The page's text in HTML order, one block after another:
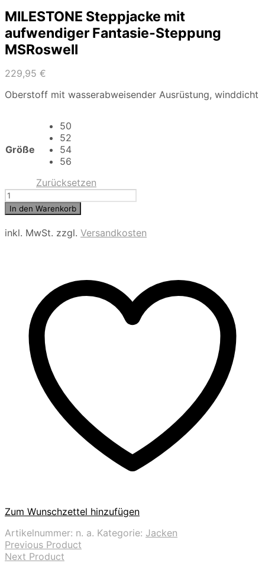
MILESTONE Steppjacke mit
aufwendiger Fantasie-Steppung
MSRoswell
229,95 €
Oberstoff mit wasserabweisender Ausrüstung, winddicht
Größe
50
52
54
56
Zurücksetzen
MILESTONE
Steppjacke
mit
aufwendiger
In den Warenkorb
inkl. MwSt. zzgl. Versandkosten
Zum Wunschzettel hinzufügen
Artikelnummer: n. a. Kategorie: Jacken
Previous Product
Next Product